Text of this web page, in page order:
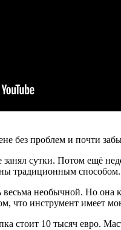
без проблем и почти
занял сутки. Потом ещё
традиционным способом.
необычной. Но она
что инструмент имеет
стоит 10 тысяч евро.